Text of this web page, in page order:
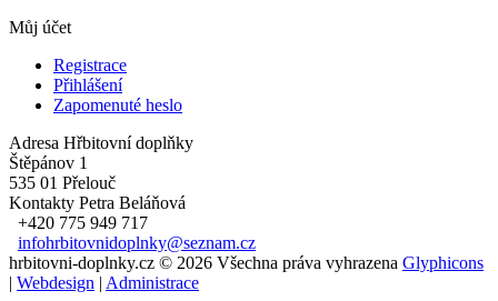
Můj účet
Registrace
Přihlášení
Zapomenuté heslo
Adresa Hřbitovní doplňky
Štěpánov 1
535 01 Přelouč
Kontakty Petra Beláňová
+420 775 949 717
infohrbitovnidoplnky@seznam.cz
hrbitovni-doplnky.cz © 2026 Všechna práva vyhrazena Glyphicons
| Webdesign | Administrace